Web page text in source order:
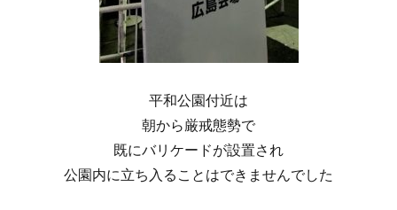
平和公園付近は
朝から厳戒態勢で
既にバリケードが設置され
公園内に立ち入ることはできませんでした